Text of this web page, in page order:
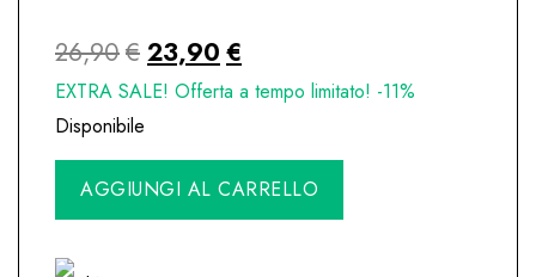
26,90€ Il
prezzo
era:
26,90€.
23,90 €
prezzo
è:
23,90€.
EXTRA SALE! Offerta a tempo limitato! -11%
Disponibile
Spumante
Classico
AGGIUNGI AL CARRELLO